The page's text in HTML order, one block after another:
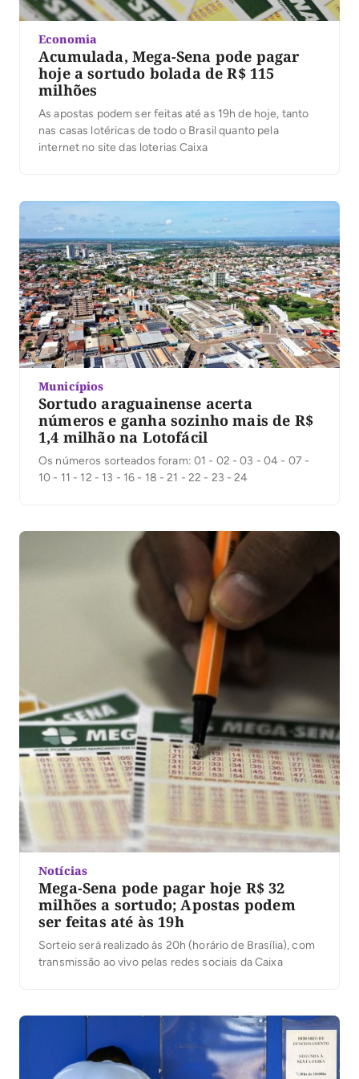
Economia
Acumulada, Mega-Sena pode pagar
hoje a sortudo bolada de R$ 115
milhões
As apostas podem ser feitas até as 19h de hoje, tanto
nas casas lotéricas de todo o Brasil quanto pela
internet no site das loterias Caixa
Municípios
Sortudo araguainense acerta
números e ganha sozinho mais de R$
1,4 milhão na Lotofácil
Os números sorteados foram: 01 - 02 - 03 - 04 - 07 -
10 - 11 - 12 - 13 - 16 - 18 - 21 - 22 - 23 - 24
Notícias
Mega-Sena pode pagar hoje R$ 32
milhões a sortudo; Apostas podem
ser feitas até às 19h
Sorteio será realizado às 20h (horário de Brasília), com
transmissão ao vivo pelas redes sociais da Caixa